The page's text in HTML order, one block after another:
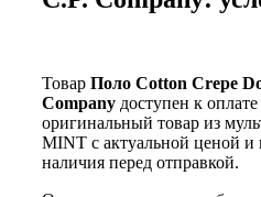
Товар Поло Cotton Crepe
Company доступен к
оригинальный товар из
MINT с актуальной ценой и
наличия перед отправкой.